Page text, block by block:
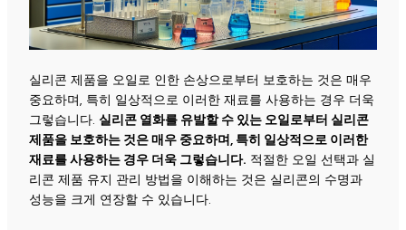
실리콘 제품을 오일로 인한 손상으로부터 보호하는 것은 매우
중요하며, 특히 일상적으로 이러한 재료를 사용하는 경우 더욱
그렇습니다. 실리콘 열화를 유발할 수 있는 오일로부터 실리콘
제품을 보호하는 것은 매우 중요하며, 특히 일상적으로 이러한
재료를 사용하는 경우 더욱 그렇습니다. 적절한 오일 선택과 실
리콘 제품 유지 관리 방법을 이해하는 것은 실리콘의 수명과
성능을 크게 연장할 수 있습니다.